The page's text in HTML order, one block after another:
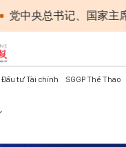
总书记、国家主席苏
Đầu tư Tài chính SGGP Thể Thao